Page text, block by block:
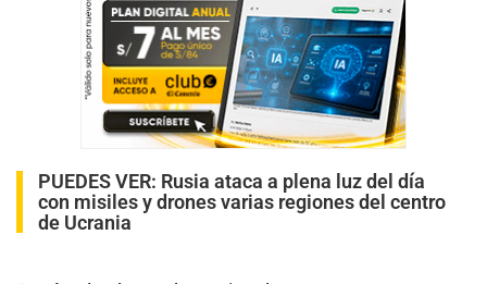
PUEDES VER: Rusia ataca a plena luz del día
con misiles y drones varias regiones del centro
de Ucrania